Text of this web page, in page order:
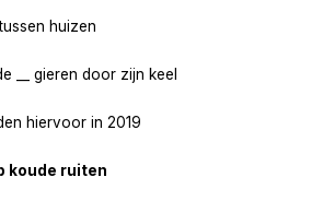
huizen
__ gieren door zijn keel
hiervoor in 2019
koude ruiten